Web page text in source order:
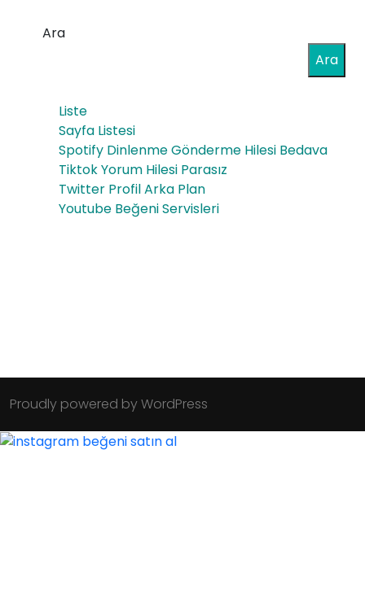
Ara
Ara
Liste
Sayfa Listesi
Spotify Dinlenme Gönderme Hilesi Bedava
Tiktok Yorum Hilesi Parasız
Twitter Profil Arka Plan
Youtube Beğeni Servisleri
Proudly powered by WordPress